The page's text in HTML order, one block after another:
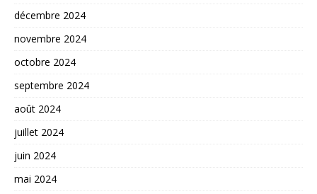
décembre 2024
novembre 2024
octobre 2024
septembre 2024
août 2024
juillet 2024
juin 2024
mai 2024